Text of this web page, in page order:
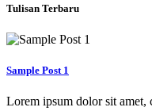
Tulisan Terbaru
Sample Post 1
Lorem ipsum dolor sit amet,